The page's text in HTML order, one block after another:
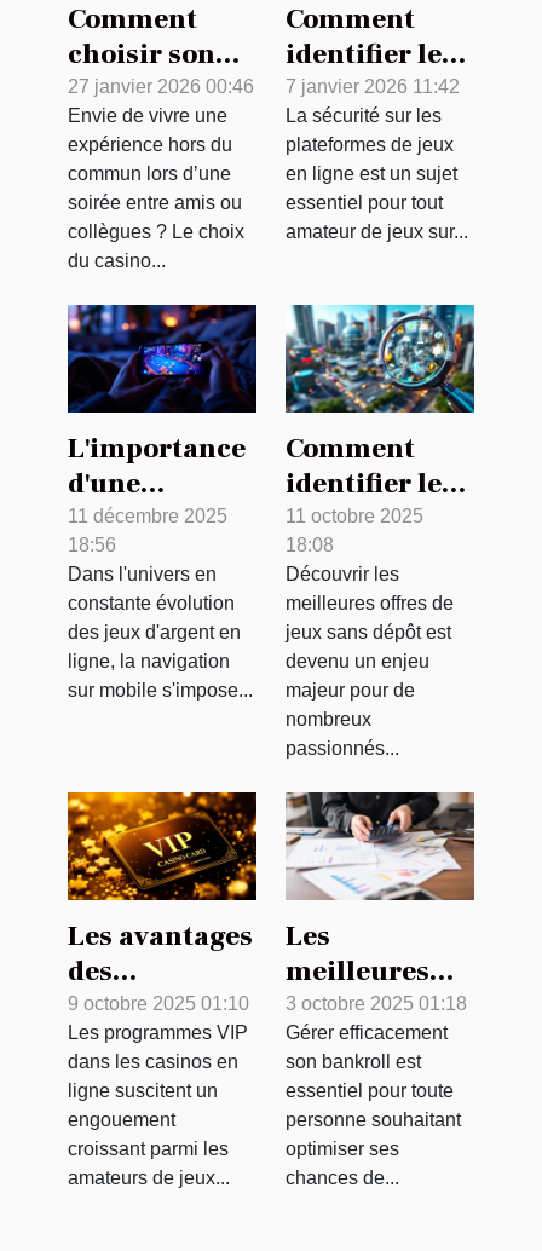
Comment
choisir son
casino pour
une soirée
inoubliable ?
27 janvier 2026 00:46
Envie de vivre une
expérience hors du
commun lors d’une
soirée entre amis ou
collègues ? Le choix
du casino...
Comment
identifier les
plateformes
de jeux en
ligne
sécurisées et
régulées
7 janvier 2026 11:42
La sécurité sur les
plateformes de jeux
en ligne est un sujet
essentiel pour tout
amateur de jeux sur...
L'importance
d'une
expérience
mobile
optimisée
dans les jeux
d'argent en
ligne
11 décembre 2025
18:56
Dans l'univers en
constante évolution
des jeux d'argent en
ligne, la navigation
sur mobile s'impose...
Comment
identifier les
meilleures
offres de jeux
sans dépôt ?
11 octobre 2025
18:08
Découvrir les
meilleures offres de
jeux sans dépôt est
devenu un enjeu
majeur pour de
nombreux
passionnés...
Les avantages
des
programmes
VIP dans les
casinos en
ligne
9 octobre 2025 01:10
Les programmes VIP
dans les casinos en
ligne suscitent un
engouement
croissant parmi les
amateurs de jeux...
Les
meilleures
pratiques
pour une
gestion
efficace du
bankroll
3 octobre 2025 01:18
Gérer efficacement
son bankroll est
essentiel pour toute
personne souhaitant
optimiser ses
chances de...